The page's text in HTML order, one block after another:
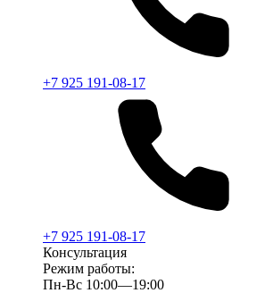
+7 925 191-08-17
+7 925 191-08-17
Консультация
Режим работы:
Пн-Вс 10:00—19:00